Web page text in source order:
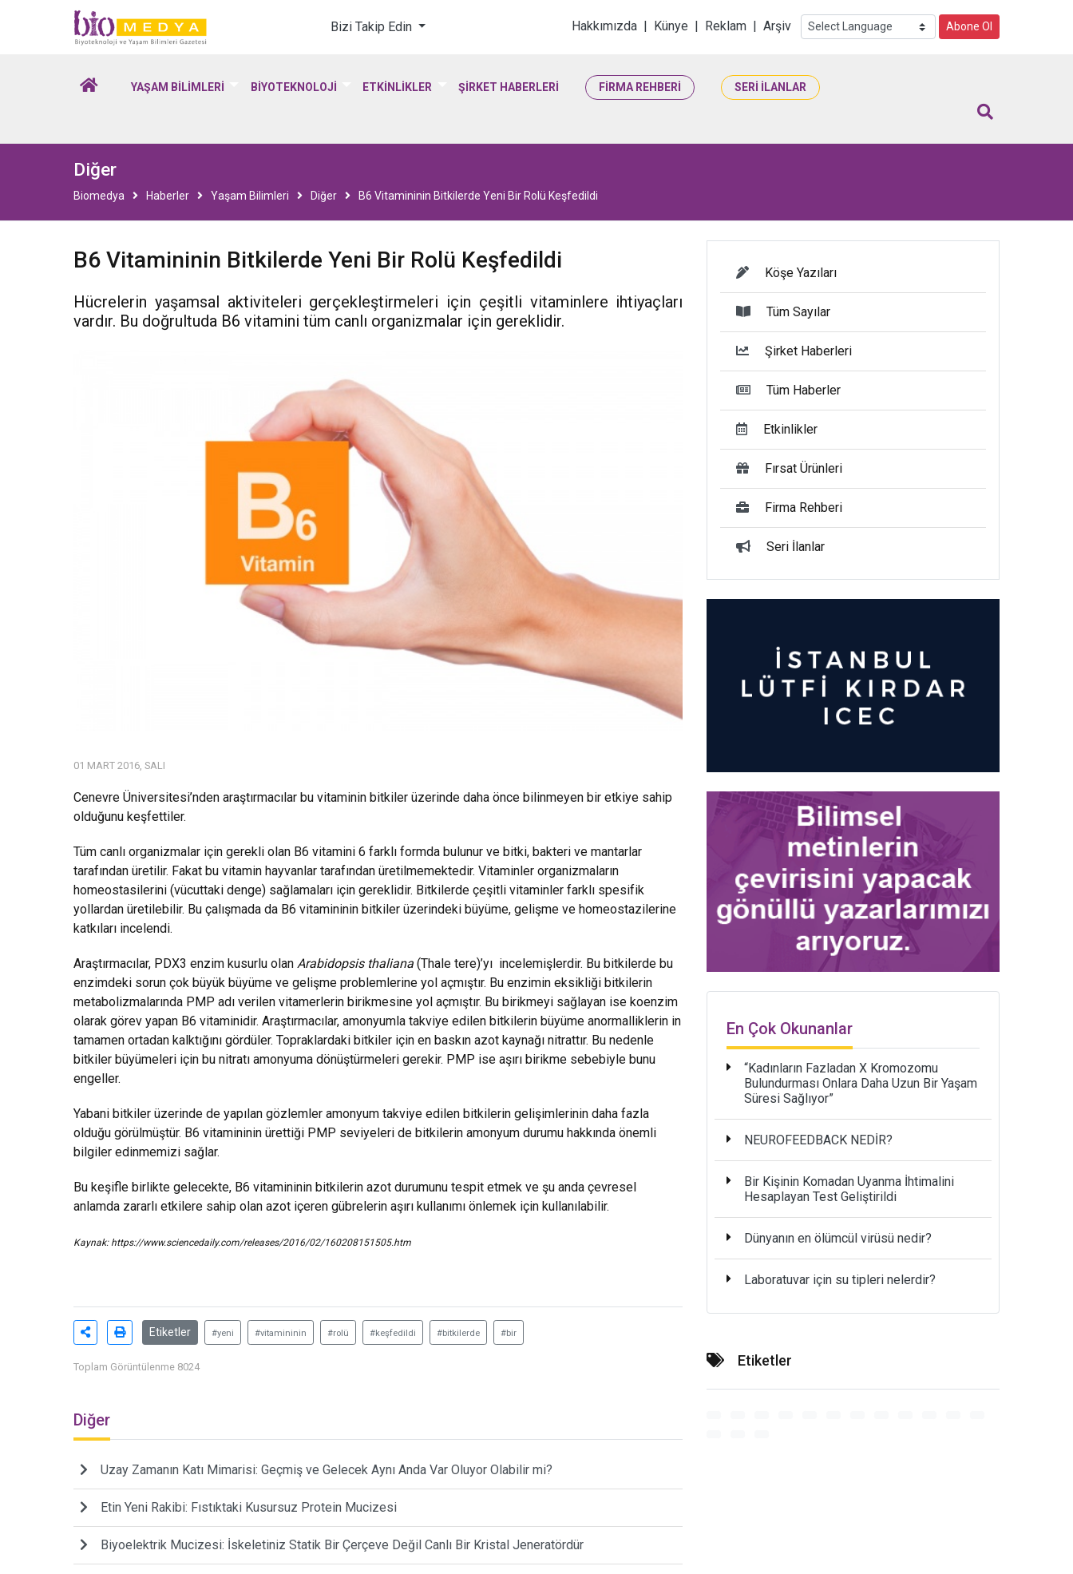
Biomedya - Biyoteknoloji & Yaşam Bilimleri
Bizi Takip Edin Hakkımızda | Künye | Reklam | Arşiv Abone Ol
YAŞAM BİLİMLERİ BİYOTEKNOLOJİ ETKİNLİKLER ŞİRKET HABERLERİ FİRMA REHBERİ SERİ İLANLAR
Diğer
Biomedya Haberler Yaşam Bilimleri Diğer B6 Vitamininin Bitkilerde Yeni Bir Rolü Keşfedildi
B6 Vitamininin Bitkilerde Yeni Bir Rolü Keşfedildi
Hücrelerin yaşamsal aktiviteleri gerçekleştirmeleri için çeşitli vitaminlere ihtiyaçları
vardır. Bu doğrultuda B6 vitamini tüm canlı organizmalar için gereklidir.
01 MART 2016, SALI
Cenevre Üniversitesi’nden araştırmacılar bu vitaminin bitkiler üzerinde daha önce bilinmeyen bir etkiye sahip
olduğunu keşfettiler.
Tüm canlı organizmalar için gerekli olan B6 vitamini 6 farklı formda bulunur ve bitki, bakteri ve mantarlar
tarafından üretilir. Fakat bu vitamin hayvanlar tarafından üretilmemektedir. Vitaminler organizmaların
homeostasilerini (vücuttaki denge) sağlamaları için gereklidir. Bitkilerde çeşitli vitaminler farklı spesifik
yollardan üretilebilir. Bu çalışmada da B6 vitamininin bitkiler üzerindeki büyüme, gelişme ve homeostazilerine
katkıları incelendi.
Araştırmacılar, PDX3 enzim kusurlu olan Arabidopsis thaliana (Thale tere)’yı incelemişlerdir. Bu bitkilerde bu
enzimdeki sorun çok büyük büyüme ve gelişme problemlerine yol açmıştır. Bu enzimin eksikliği bitkilerin
metabolizmalarında PMP adı verilen vitamerlerin birikmesine yol açmıştır. Bu birikmeyi sağlayan ise koenzim
olarak görev yapan B6 vitaminidir. Araştırmacılar, amonyumla takviye edilen bitkilerin büyüme anormalliklerin in
tamamen ortadan kalktığını gördüler. Topraklardaki bitkiler için en baskın azot kaynağı nitrattır. Bu nedenle
bitkiler büyümeleri için bu nitratı amonyuma dönüştürmeleri gerekir. PMP ise aşırı birikme sebebiyle bunu
engeller.
Yabani bitkiler üzerinde de yapılan gözlemler amonyum takviye edilen bitkilerin gelişimlerinin daha fazla
olduğu görülmüştür. B6 vitamininin ürettiği PMP seviyeleri de bitkilerin amonyum durumu hakkında önemli
bilgiler edinmemizi sağlar.
Bu keşifle birlikte gelecekte, B6 vitamininin bitkilerin azot durumunu tespit etmek ve şu anda çevresel
anlamda zararlı etkilere sahip olan azot içeren gübrelerin aşırı kullanımı önlemek için kullanılabilir.
Kaynak: https://www.sciencedaily.com/releases/2016/02/160208151505.htm
Etiketler #yeni #vitamininin #rolü #keşfedildi #bitkilerde #bir
Toplam Görüntülenme 8024
Diğer
Uzay Zamanın Katı Mimarisi: Geçmiş ve Gelecek Aynı Anda Var Oluyor Olabilir mi?
Etin Yeni Rakibi: Fıstıktaki Kusursuz Protein Mucizesi
Biyoelektrik Mucizesi: İskeletiniz Statik Bir Çerçeve Değil Canlı Bir Kristal Jeneratördür
Köşe Yazıları
Tüm Sayılar
Şirket Haberleri
Tüm Haberler
Etkinlikler
Fırsat Ürünleri
Firma Rehberi
Seri İlanlar
En Çok Okunanlar
“Kadınların Fazladan X Kromozomu
Bulundurması Onlara Daha Uzun Bir Yaşam
Süresi Sağlıyor”
NEUROFEEDBACK NEDİR?
Bir Kişinin Komadan Uyanma İhtimalini
Hesaplayan Test Geliştirildi
Dünyanın en ölümcül virüsü nedir?
Laboratuvar için su tipleri nelerdir?
Etiketler